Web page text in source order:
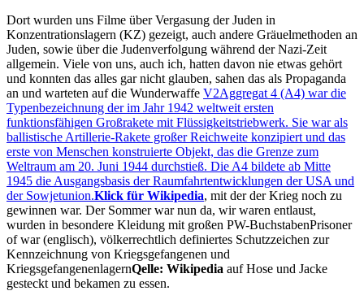
Dort wurden uns Filme über Vergasung der Juden in
Konzentrationslagern (KZ) gezeigt, auch andere Gräuelmethoden an
Juden, sowie über die Judenverfolgung während der Nazi-Zeit
allgemein. Viele von uns, auch ich, hatten davon nie etwas gehört
und konnten das alles gar nicht glauben, sahen das als Propaganda
an und warteten auf die Wunderwaffe V2Aggregat 4 (A4) war die
Typenbezeichnung der im Jahr 1942 weltweit ersten
funktionsfähigen Großrakete mit Flüssigkeitstriebwerk. Sie war als
ballistische Artillerie-Rakete großer Reichweite konzipiert und das
erste von Menschen konstruierte Objekt, das die Grenze zum
Weltraum am 20. Juni 1944 durchstieß. Die A4 bildete ab Mitte
1945 die Ausgangsbasis der Raumfahrtentwicklungen der USA und
der Sowjetunion.Klick für Wikipedia, mit der der Krieg noch zu
gewinnen war. Der Sommer war nun da, wir waren entlaust,
wurden in besondere Kleidung mit großen PW-BuchstabenPrisoner
of war (englisch), völkerrechtlich definiertes Schutzzeichen zur
Kennzeichnung von Kriegsgefangenen und
KriegsgefangenenlagernQelle: Wikipedia auf Hose und Jacke
gesteckt und bekamen zu essen.